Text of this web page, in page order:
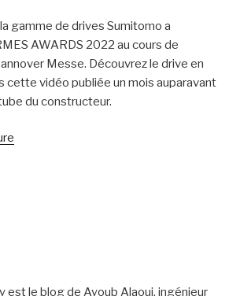
HERMES
AWARD
2022 »
gamme de drives Sumitomo a
AWARDS 2022 au cours de
Messe. Découvrez le drive en
cette vidéo publiée un mois auparavant
du constructeur.
Hermès
est le blog de Ayoub Alaoui, ingénieur